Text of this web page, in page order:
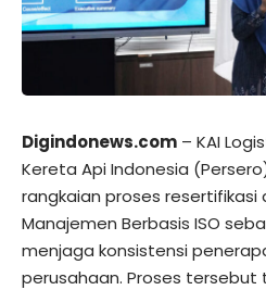
Digindonews.com – KAI
Kereta Api Indonesia
rangkaian proses resertifikasi
Manajemen Berbasis ISO
menjaga konsistensi
perusahaan. Proses tersebut